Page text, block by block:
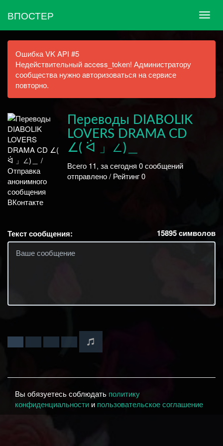
ВПОСТЕР
Ошибка VK API #5
Недействительный access_token! Администратору
сообщества нужно авторизоваться на сервисе
повторно.
Переводы DIABOLIK
LOVERS DRAMA CD
∠( ᐛ 」∠)＿
Всего 11, за сегодня 0 сообщений
отправлено / Рейтинг 0
Текст сообщения: 15895символов
Вы обязуетесь соблюдать политику
конфиденциальности и пользовательское соглашение